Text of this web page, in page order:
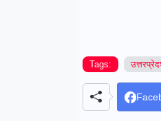
Tags: